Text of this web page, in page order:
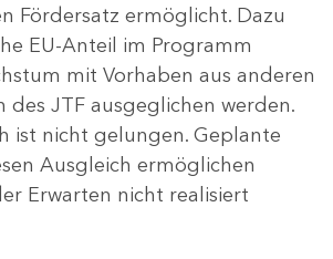
Fördersatz ermöglicht. Dazu
EU-Anteil im Programm
mit Vorhaben aus anderen
des JTF ausgeglichen werden.
ist nicht gelungen. Geplante
Ausgleich ermöglichen
Erwarten nicht realisiert